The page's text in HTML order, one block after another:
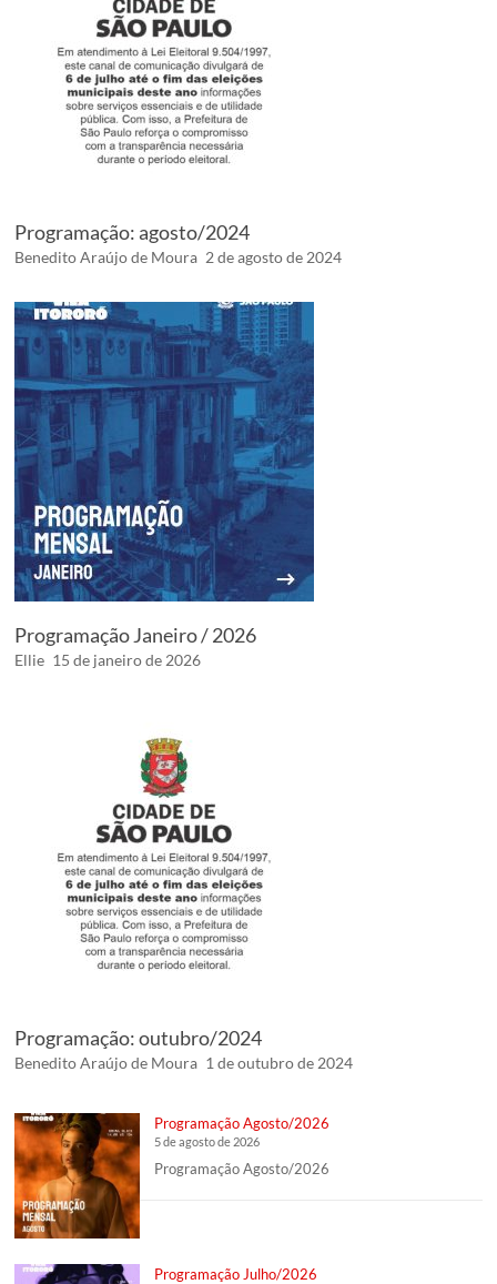
Programação: agosto/2024
Benedito Araújo de Moura 2 de agosto de 2024
Programação Janeiro / 2026
Ellie 15 de janeiro de 2026
Programação: outubro/2024
Benedito Araújo de Moura 1 de outubro de 2024
Programação Agosto/2026
5 de agosto de 2026
Programação Agosto/2026
Programação Julho/2026